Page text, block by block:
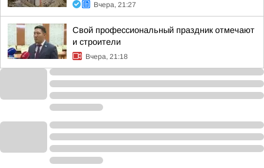
Вчера, 21:27
Свой профессиональный праздник отмечают
и строители
Вчера, 21:18